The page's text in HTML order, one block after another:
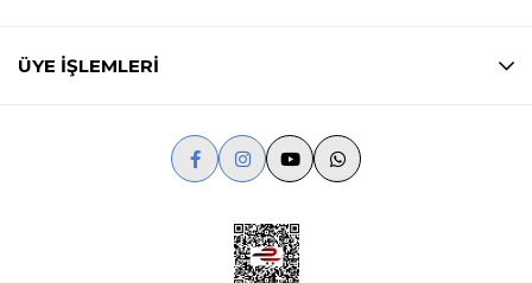
ÜYE İŞLEMLERİ